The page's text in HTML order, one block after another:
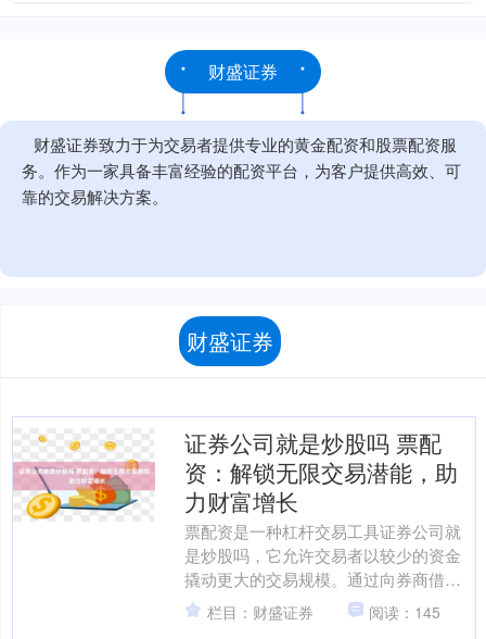
财盛证券
财盛证券致力于为交易者提供专业的黄金配资和股票配资服
务。作为一家具备丰富经验的配资平台，为客户提供高效、可
靠的交易解决方案。
财盛证券
证券公司就是炒股吗 票配
资：解锁无限交易潜能，助
力财富增长
票配资是一种杠杆交易工具证券公司就
是炒股吗，它允许交易者以较少的资金
撬动更大的交易规模。通过向券商借入
资金，交易者可以放大其交易能力，从
而获得更高的潜在收益。 ....
栏目：财盛证券 阅读：145